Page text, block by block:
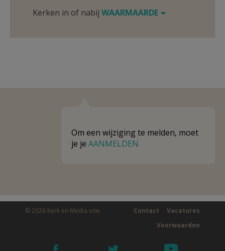
Kerken in of nabij WAARMAARDE
Om een wijziging te melden, moet
je je AANMELDEN
© 2026 Kerk en Media vzw Vacatures
Contact
Voorwaarden